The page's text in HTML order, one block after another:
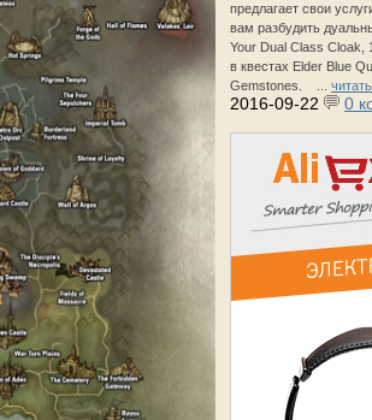
предлагает свои
вам разбудить
Your Dual Class Cloak,
в квестах Elder Blue
Gemstones. ...
2016-09-22 0